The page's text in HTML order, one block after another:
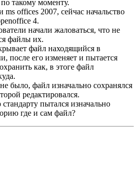
такому моменту.
ms offices 2007, сейчас начальство
4.
начали жаловаться, что не
файлы их.
файл находящийся в
после его изменяет и пытается
как, в этоге файл
было, файл изначально сохранялся
редактировался.
пытался изначально
где и сам файл?